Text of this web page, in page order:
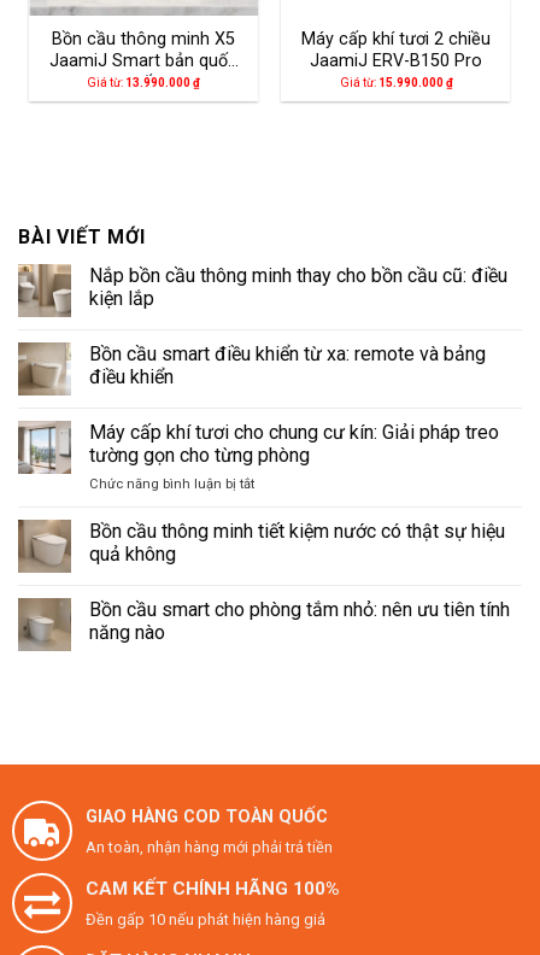
Bồn cầu thông minh X5
JaamiJ Smart bản quốc
tế
Giá từ: 13.990.000₫
Máy cấp khí tươi 2 chiều
JaamiJ ERV-B150 Pro
Giá từ: 15.990.000₫
BÀI VIẾT MỚI
Nắp bồn cầu thông minh thay cho bồn cầu cũ: điều
kiện lắp
bình
luận
ở
cầu
thông
minh
thay
cầu
cũ:
điều
Bồn cầu smart điều khiển từ xa: remote và bảng
điều khiển
bình
luận
ở
Bồn
điều
khiển
từ
và
bảng
điều
Máy cấp khí tươi cho chung cư kín: Giải pháp treo
tường gọn cho từng phòng
Chức năng bình luận bị tắtở
cấp
chung
cho
phòng
Bồn cầu thông minh tiết kiệm nước có thật sự hiệu
quả không
bình
luận
ở
có
hiệu
không
Bồn cầu smart cho phòng tắm nhỏ: nên ưu tiên tính
năng nào
smart
tắm
nên
tính
nào
GIAO HÀNG COD TOÀN QUỐC
An toàn, nhận hàng mới phải trả tiền
CAM KẾT CHÍNH HÃNG 100%
Đền gấp 10 nếu phát hiện hàng giả